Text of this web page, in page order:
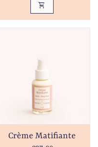
shopping_cart
Crème Matifiante